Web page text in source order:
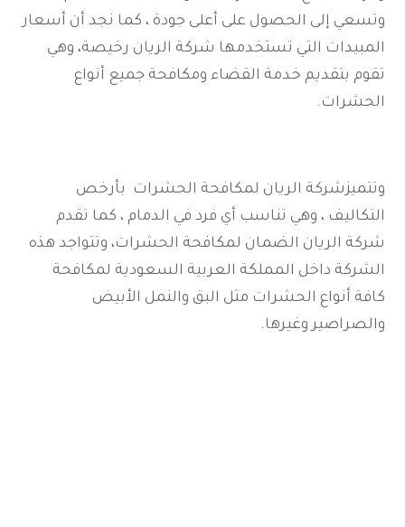
وتسعي إلى الحصول على أعلى جودة ، كما نجد أن أسعار
المبيدات التي تستخدمها شركة الريان رخيصة، وهي
تقوم بتقديم خدمة القضاء ومكافحة جميع أنواع
الحشرات.
وتتميزشركة الريان لمكافحة الحشرات بأرخص
التكاليف ، وهي تناسب أي فرد في الدمام ، كما تقدم
شركة الريان الضمان لمكافحة الحشرات، وتتواجد هذه
الشركة داخل المملكة العربية السعودية لمكافحة
كافة أنواع الحشرات مثل البق والنمل الأبيض
والصراصير وغيرها.